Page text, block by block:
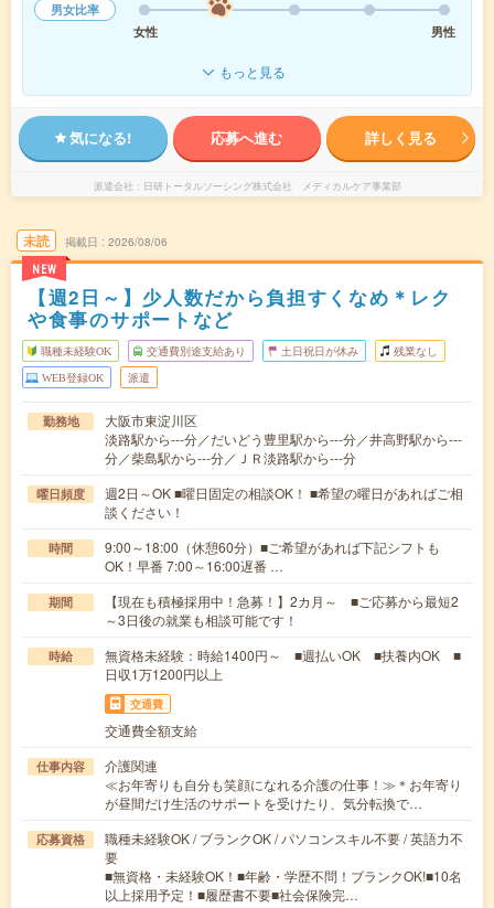
男女比率
女性
男性
もっと見る
気になる! 応募へ進む 詳しく見る
派遣会社 日研トータルソーシング株式会社 メディカルケア事業部
未読
NEW
掲載日 2026/08/06
【週2日～】少人数だから負担すくなめ＊レク
や食事のサポートなど
職種未経験OK 交通費別途支給あり 土日祝日が休み 残業なし
WEB登録OK 派遣
勤務地
大阪市東淀川区
淡路駅から---分／だいどう豊里駅から---分／井高野駅から---
分／柴島駅から---分／ＪＲ淡路駅から---分
曜日頻度
週2日～OK ■曜日固定の相談OK！ ■希望の曜日があればご相
談ください！
時間
9:00～18:00（休憩60分）■ご希望があれば下記シフトも
OK！早番 7:00～16:00遅番 …
期間
【現在も積極採用中！急募！】2カ月～ ■ご応募から最短2
～3日後の就業も相談可能です！
時給
無資格未経験：時給1400円～ ■週払いOK ■扶養内OK ■
日収1万1200円以上
交通費
交通費全額支給
仕事内容
介護関連
≪お年寄りも自分も笑顔になれる介護の仕事！≫＊お年寄り
が昼間だけ生活のサポートを受けたり、気分転換で…
応募資格
職種未経験OK / ブランクOK / パソコンスキル不要 / 英語力不
要
■無資格・未経験OK！■年齢・学歴不問！ブランクOK!■10名
以上採用予定！■履歴書不要■社会保険完…